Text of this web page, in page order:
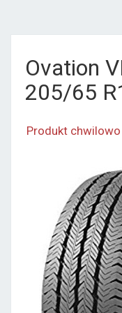
Ovation
205/65
Produkt